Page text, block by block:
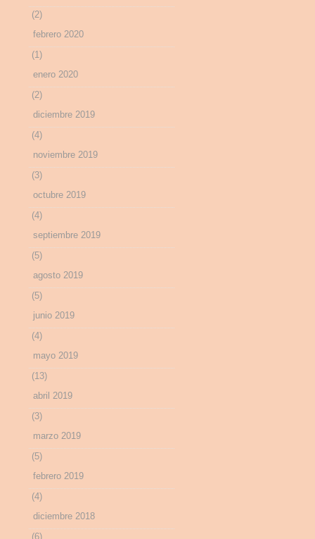
(2)
febrero 2020
(1)
enero 2020
(2)
diciembre 2019
(4)
noviembre 2019
(3)
octubre 2019
(4)
septiembre 2019
(5)
agosto 2019
(5)
junio 2019
(4)
mayo 2019
(13)
abril 2019
(3)
marzo 2019
(5)
febrero 2019
(4)
diciembre 2018
(6)